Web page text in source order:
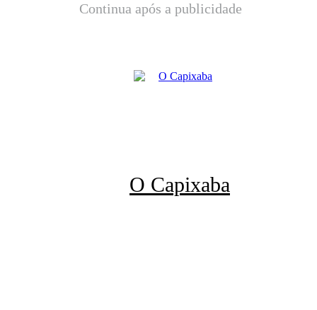
Continua após a publicidade
O Capixaba